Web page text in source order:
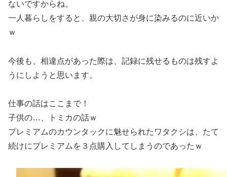
ないですからね。
一人暮らしをすると、親の大切さが身に染みるのに近いか
ｗ
今後も、相違点があった際は、記録に残せるものは残すよ
うにしようと思います。
仕事の話はここまで！
子供の…、トミカの話ｗ
プレミアムのカウンタックに魅せられたワタクシは、たて
続けにプレミアムを３点購入してしまうのであったｗ